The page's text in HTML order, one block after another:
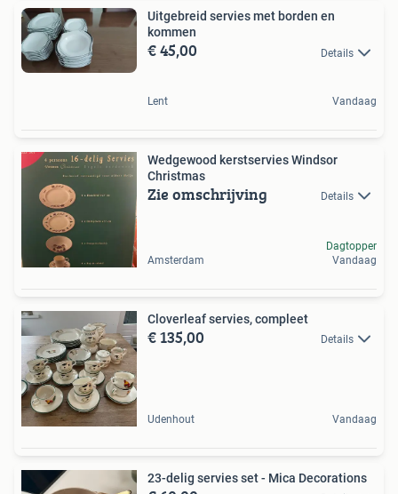
Uitgebreid servies met borden en
kommen
€ 45,00 Details
Lent Vandaag
Wedgewood kerstservies Windsor
Christmas
Zie omschrijving Details
Amsterdam
Dagtopper
Vandaag
Cloverleaf servies, compleet
€ 135,00 Details
Udenhout Vandaag
23-delig servies set - Mica Decorations